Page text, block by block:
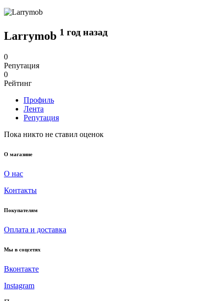
Larrymob 1 год назад
0
Репутация
0
Рейтинг
Профиль
Лента
Репутация
Пока никто не ставил оценок
О магазине
О нас
Контакты
Покупателям
Оплата и доставка
Мы в соцсетях
Вконтакте
Instagram